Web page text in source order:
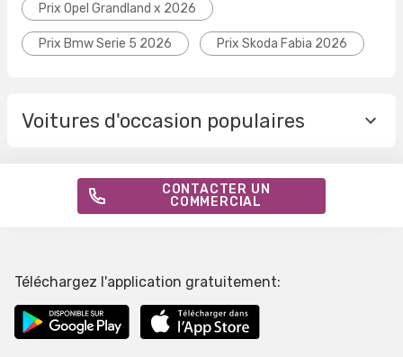
Prix Opel Grandland x 2026
Prix Bmw Serie 5 2026 Prix Skoda Fabia 2026
Voitures d'occasion populaires
CONTACTER UN
COMMERCIAL
Téléchargez l'application gratuitement: